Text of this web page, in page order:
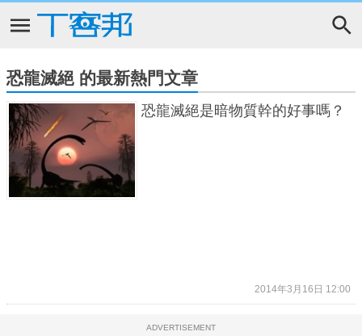
恐龍滅絕 的最新熱門文章
恐龍滅絕是暗物質幹的好事嗎？
2014年3月16日 12:00
ADVERTISEMENT